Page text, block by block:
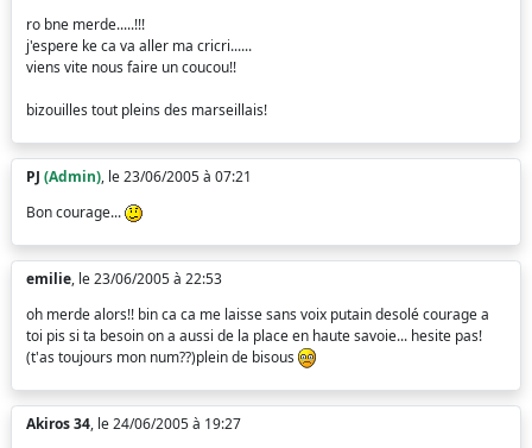
ro bne merde.....!!!
j'espere ke ca va aller ma cricri......
viens vite nous faire un coucou!!
bizouilles tout pleins des marseillais!
PJ (Admin), le 23/06/2005 à 07:21
Bon courage...
emilie, le 23/06/2005 à 22:53
oh merde alors!! bin ca ca me laisse sans voix putain desolé courage a
toi pis si ta besoin on a aussi de la place en haute savoie... hesite pas!
(t'as toujours mon num??)plein de bisous
Akiros 34, le 24/06/2005 à 19:27